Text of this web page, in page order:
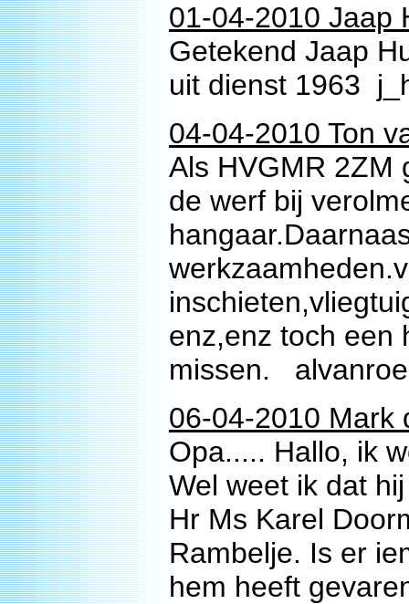
01-04-2010 Jaap
Getekend Jaap
uit dienst 1963
04-04-2010 Ton
Als HVGMR 2ZM
de werf bij
enz,enz toch een
missen.
06-04-2010 Mark
Opa..... Hallo, ik
Wel weet ik dat
Hr Ms Karel
Rambelje. Is er
hem heeft